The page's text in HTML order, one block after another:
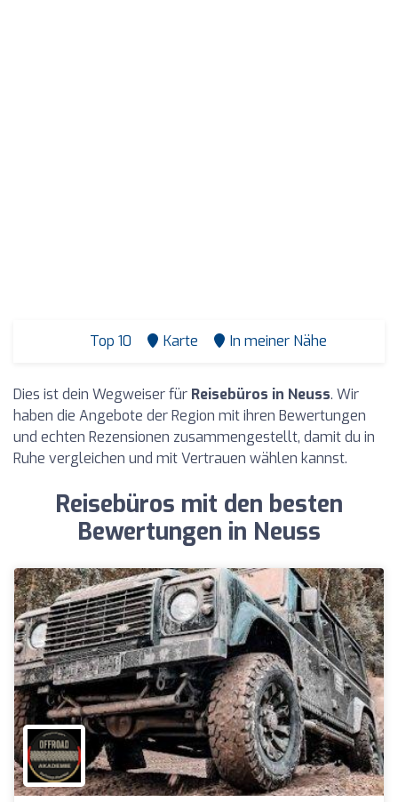
Top 10 Karte In meiner Nähe
Dies ist dein Wegweiser für Reisebüros in Neuss. Wir
haben die Angebote der Region mit ihren Bewertungen
und echten Rezensionen zusammengestellt, damit du in
Ruhe vergleichen und mit Vertrauen wählen kannst.
Reisebüros mit den besten
Bewertungen in Neuss